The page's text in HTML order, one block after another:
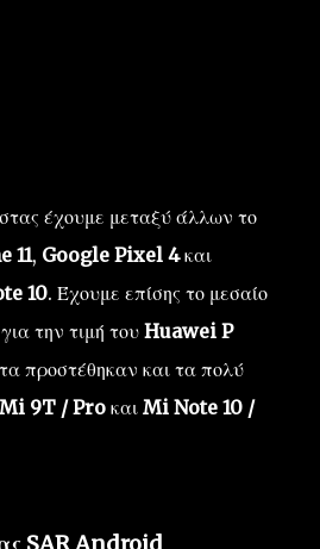
έχουμε μεταξύ άλλων το
11, Google Pixel 4και
10. Έχουμε επίσης το μεσαίο
την τιμή του Huawei P
προστέθηκαν και τα πολύ
9T / Pro και Mi Note 10 /